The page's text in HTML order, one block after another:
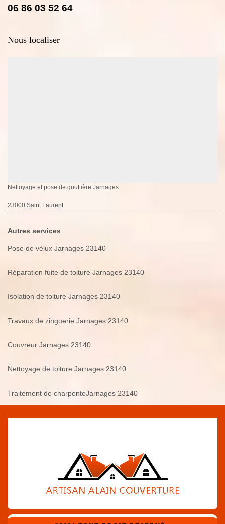
06 86 03 52 64
Nous localiser
Nettoyage et pose de gouttière Jarnages
23000 Saint Laurent
Autres services
Pose de vélux Jarnages 23140
Réparation fuite de toiture Jarnages 23140
Isolation de toiture Jarnages 23140
Travaux de zinguerie Jarnages 23140
Couvreur Jarnages 23140
Nettoyage de toiture Jarnages 23140
Traitement de charpenteJarnages 23140